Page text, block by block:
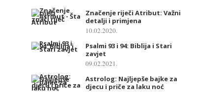
Značenje riječi Atribut: Važni
detalji i primjena
10.02.2020.
Psalmi 93 i 94: Biblija i Stari
zavjet
09.02.2021.
Astrolog: Najljepše bajke za
djecu i priče za laku noć